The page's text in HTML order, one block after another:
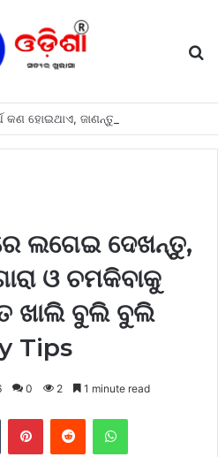
କଣ ହୋଇଥାଏ, ଜାଣନ୍ତୁ
ଲଗେଇ ଦେଖନ୍ତୁ,
ଓ ଚମକିବାକୁ
ଖାଲି ବୁଲି ବୁଲି
Tips
0 2 1 minute read
Tumblr PinterestReddit WhatsApp